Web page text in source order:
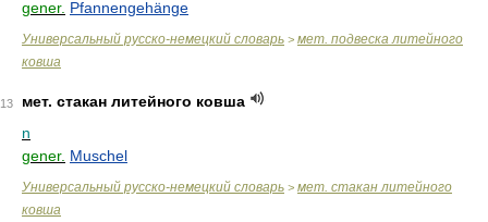
gener. Pfannengehänge
Универсальный русско-немецкий словарь > мет. подвеска литейного
ковша
13
мет. стакан литейного ковша
n
gener. Muschel
Универсальный русско-немецкий словарь > мет. стакан литейного
ковша